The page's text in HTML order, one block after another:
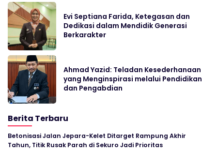
Evi Septiana Farida, Ketegasan dan
Dedikasi dalam Mendidik Generasi
Berkarakter
Ahmad Yazid: Teladan Kesederhanaan
yang Menginspirasi melalui Pendidikan
dan Pengabdian
Berita Terbaru
Betonisasi Jalan Jepara-Kelet Ditarget Rampung Akhir
Tahun, Titik Rusak Parah di Sekuro Jadi Prioritas